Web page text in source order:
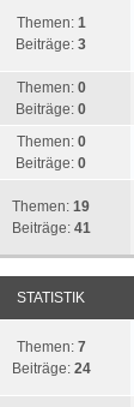
Themen: 1
Beiträge:3
Themen: 0
Beiträge:0
Themen: 0
Beiträge:0
Themen:19
Beiträge: 41
STATISTIK
Themen: 7
Beiträge: 24